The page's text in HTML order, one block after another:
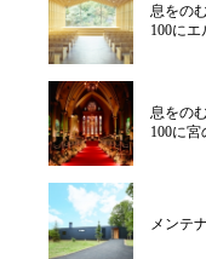
息をの
100に
息をの
100に
メンテ